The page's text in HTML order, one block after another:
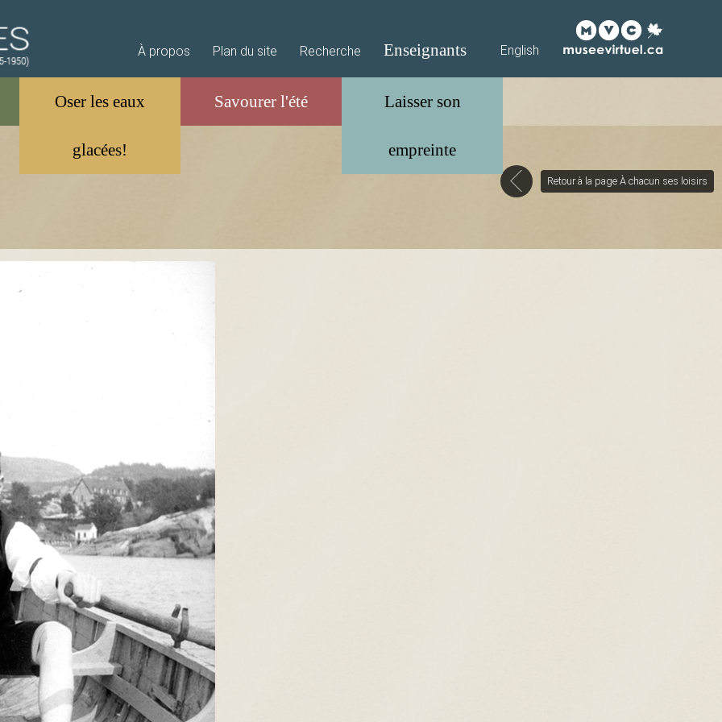
À propos Plan du site Recherche Enseignants English
Retour à la page À chacun ses loisirs